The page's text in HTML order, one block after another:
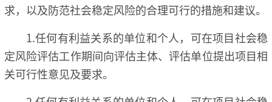
求，以及防范社会稳定风险的合理可行的措施和建议。
1.任何有利益关系的单位和个人，可在项目社会稳
定风险评估工作期间向评估主体、评估单位提出项目相
关可行性意见及要求。